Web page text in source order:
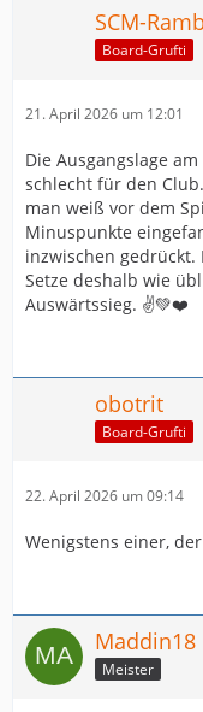
SCM-
Board-Grufti
21. April 2026 um 12:01
Die Ausgangslage
schlecht für den
man weiß vor dem
Minuspunkte
inzwischen gedrückt.
Setze deshalb wie
Auswärtssieg. ✌️💚❤️
obotrit
Board-Grufti
22. April 2026 um 09:14
Wenigstens einer,
Maddin18
Meister